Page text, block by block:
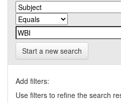
Start a new search
Add filters:
Use filters to refine the search